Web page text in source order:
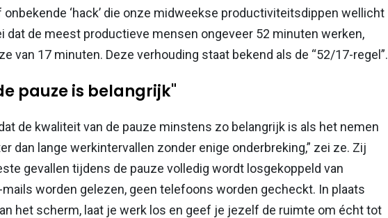
‘hack’ die onze midweekse productiviteitsdippen wellicht
dat de meest productieve mensen ongeveer 52 minuten werken,
van 17 minuten. Deze verhouding staat bekend als de “52/17-regel”.
pauze is belangrijk"
de kwaliteit van de pauze minstens zo belangrijk is als het nemen
dan lange werkintervallen zonder enige onderbreking,” zei ze. Zij
gevallen tijdens de pauze volledig wordt losgekoppeld van
worden gelezen, geen telefoons worden gecheckt. In plaats
het scherm, laat je werk los en geef je jezelf de ruimte om écht tot